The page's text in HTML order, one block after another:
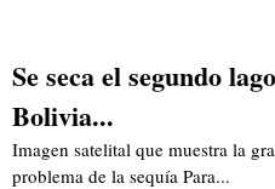
Se seca el segundo
Bolivia...
Imagen satelital que muestra la
problema de la sequía Para...